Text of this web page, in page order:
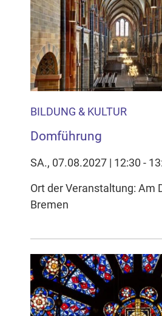
BILDUNG & KULTUR
Domführung
SA., 07.08.2027 | 12:30 -
Ort der Veranstaltung: Am
Bremen